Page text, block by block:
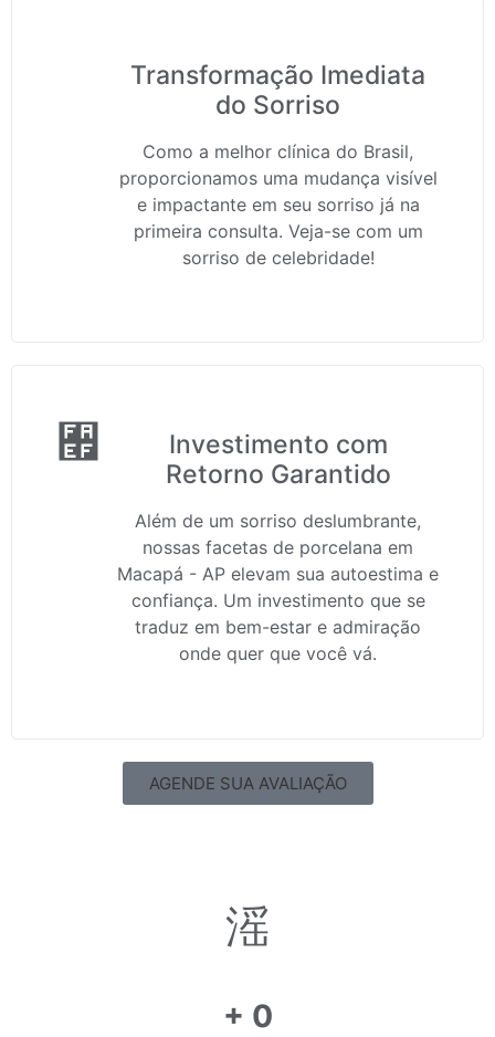
Transformação Imediata
do Sorriso
Como a melhor clínica do Brasil,
proporcionamos uma mudança visível
e impactante em seu sorriso já na
primeira consulta. Veja-se com um
sorriso de celebridade!
Investimento com
Retorno Garantido
Além de um sorriso deslumbrante,
nossas facetas de porcelana em
Macapá - AP elevam sua autoestima e
confiança. Um investimento que se
traduz em bem-estar e admiração
onde quer que você vá.
AGENDE SUA AVALIAÇÃO
+ 0